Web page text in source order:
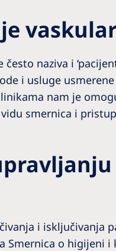
naziva i
i usluge
nam je
smernica i
i isključivanja
Smernica o higijeni